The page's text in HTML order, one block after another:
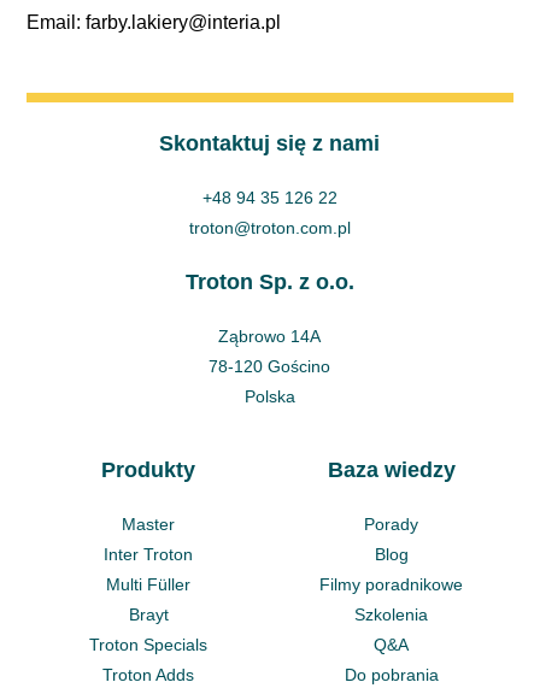
Email: farby.lakiery@interia.pl
Skontaktuj się z nami
+48 94 35 126 22
troton@troton.com.pl
Troton Sp. z o.o.
Ząbrowo 14A
78-120 Gościno
Polska
Produkty
Master
Inter Troton
Multi Füller
Brayt
Troton Specials
Troton Adds
Baza wiedzy
Porady
Blog
Filmy poradnikowe
Szkolenia
Q&A
Do pobrania